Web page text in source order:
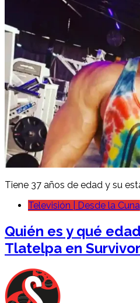
Tiene 37 años de edad y su
Televisión | Desde la Cuna
Quién es y qué
Tlatelpa en